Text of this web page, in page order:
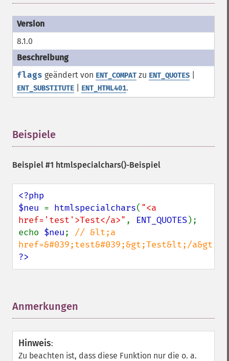
8.1.0
flags geändert von ENT_COMPAT zu ENT_QUOTES
ENT_SUBSTITUTE ENT_HTML401.
Beispiele
Beispiel #1 htmlspecialchars()-Beispiel
<?php
$neu = htmlspecialchars( "<a
href='test'>Test</a>" , ENT_QUOTES);
echo $neu; // &lt;a
?>
Anmerkungen
Hinweis:
Zu beachten ist, dass diese Funktion nur die o. a.